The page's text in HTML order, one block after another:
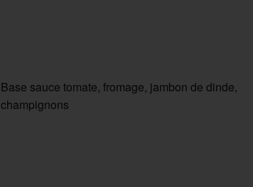
Base sauce tomate, fromage, jambon de dinde,
champignons